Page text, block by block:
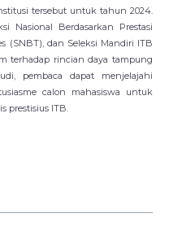
tersebut untuk tahun 2024.
Nasional Berdasarkan Prestasi
(SNBT), dan Seleksi Mandiri ITB
terhadap rincian daya tampung
pembaca dapat menjelajahi
calon mahasiswa untuk
prestisius ITB.